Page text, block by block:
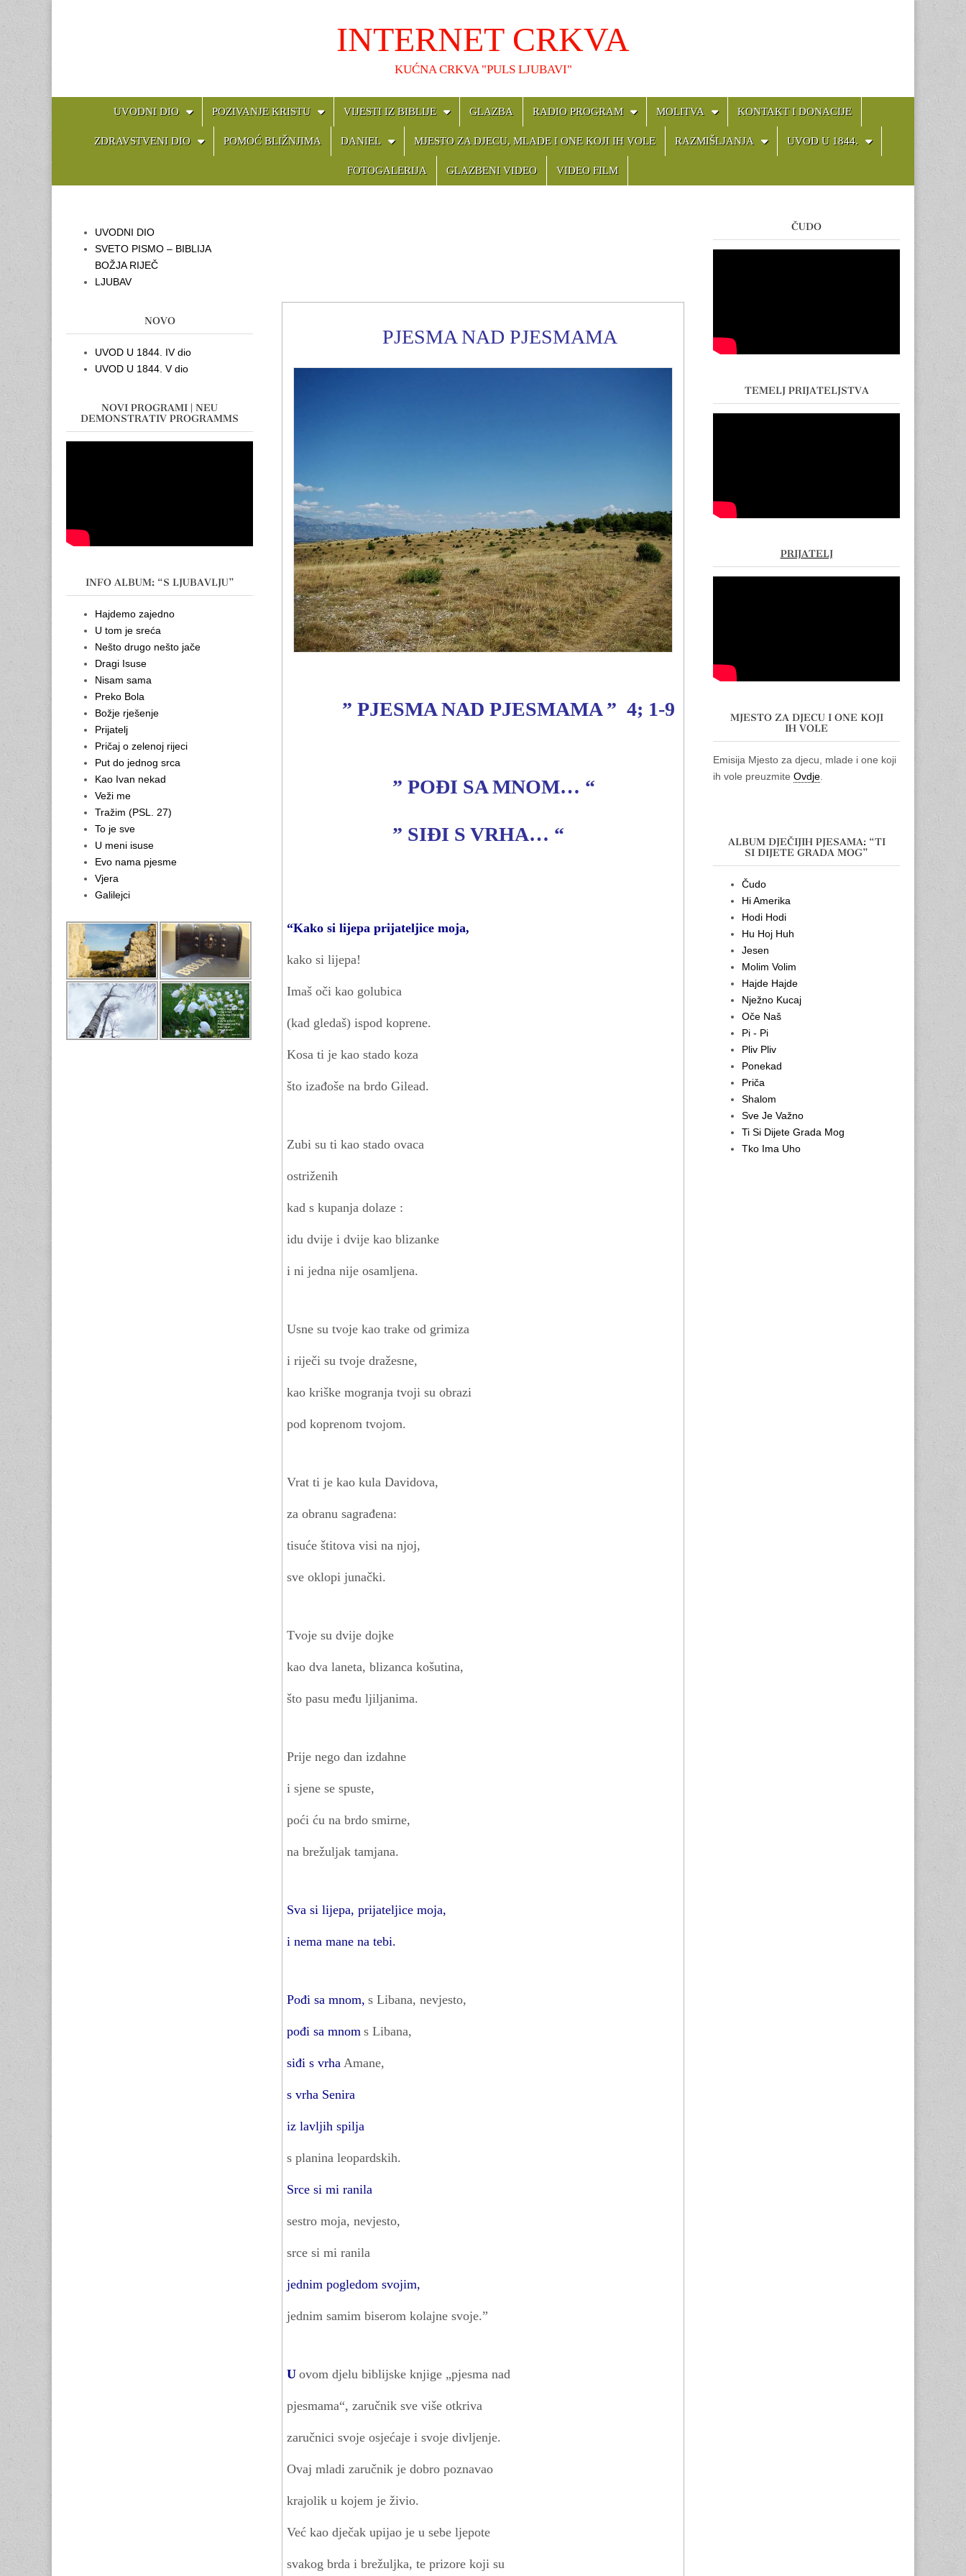
INTERNET CRKVA
KUĆNA CRKVA "PULS LJUBAVI"
CONTENT
UVODNI DIO POZIVANJE KRISTU VIJESTI IZ BIBLIJE GLAZBA RADIO PROGRAM MOLITVA KONTAKT I DONACIJE
ZDRAVSTVENI DIO POMOĆ BLIŽNJIMA DANIEL MJESTO ZA DJECU, MLADE I ONE KOJI IH VOLE RAZMIŠLJANJA UVOD U 1844.
FOTOGALERIJA GLAZBENI VIDEO VIDEO FILM
PJESMA NAD PJESMAMA
” PJESMA NAD PJESMAMA ” 4; 1-9
” POĐI SA MNOM… “
” SIĐI S VRHA… “
“Kako si lijepa prijateljice moja,
kako si lijepa!
Imaš oči kao golubica
(kad gledaš) ispod koprene.
Kosa ti je kao stado koza
što izađoše na brdo Gilead.
Zubi su ti kao stado ovaca
ostriženih
kad s kupanja dolaze :
idu dvije i dvije kao blizanke
i ni jedna nije osamljena.
Usne su tvoje kao trake od grimiza
i riječi su tvoje dražesne,
kao kriške mogranja tvoji su obrazi
pod koprenom tvojom.
Vrat ti je kao kula Davidova,
za obranu sagrađena:
tisuće štitova visi na njoj,
sve oklopi junački.
Tvoje su dvije dojke
kao dva laneta, blizanca košutina,
što pasu među ljiljanima.
Prije nego dan izdahne
i sjene se spuste,
poći ću na brdo smirne,
na brežuljak tamjana.
Sva si lijepa, prijateljice moja,
i nema mane na tebi.
Pođi sa mnom, s Libana, nevjesto,
pođi sa mnom s Libana,
siđi s vrha Amane,
s vrha Senira
iz lavljih spilja
s planina leopardskih.
Srce si mi ranila
sestro moja, nevjesto,
srce si mi ranila
jednim pogledom svojim,
jednim samim biserom kolajne svoje.”
U ovom djelu biblijske knjige „pjesma nad
pjesmama“, zaručnik sve više otkriva
zaručnici svoje osjećaje i svoje divljenje.
Ovaj mladi zaručnik je dobro poznavao
krajolik u kojem je živio.
Već kao dječak upijao je u sebe ljepote
svakog brda i brežuljka, te prizore koji su
UVODNI DIO
SVETO PISMO – BIBLIJA
BOŽJA RIJEČ
LJUBAV
NOVO
UVOD U 1844. IV dio
UVOD U 1844. V dio
NOVI PROGRAMI | NEU
DEMONSTRATIV PROGRAMMS
INFO ALBUM: “S LJUBAVLJU”
Hajdemo zajedno
U tom je sreća
Nešto drugo nešto jače
Dragi Isuse
Nisam sama
Preko Bola
Božje rješenje
Prijatelj
Pričaj o zelenoj rijeci
Put do jednog srca
Kao Ivan nekad
Veži me
Tražim (PSL. 27)
To je sve
U meni isuse
Evo nama pjesme
Vjera
Galilejci
ČUDO
TEMELJ PRIJATELJSTVA
PRIJATELJ
MJESTO ZA DJECU I ONE KOJI
IH VOLE
Emisija Mjesto za djecu, mlade i one koji
ih vole preuzmite Ovdje
ALBUM DJEČIJIH PJESAMA: “TI
SI DIJETE GRADA MOG”
Čudo
Hi Amerika
Hodi Hodi
Hu Hoj Huh
Jesen
Molim Volim
Hajde Hajde
Nježno Kucaj
Oče Naš
Pi - Pi
Pliv Pliv
Ponekad
Priča
Shalom
Sve Je Važno
Ti Si Dijete Grada Mog
Tko Ima Uho